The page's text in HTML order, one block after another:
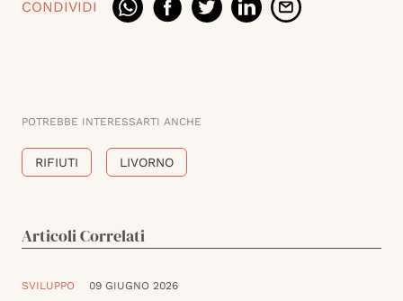
CONDIVIDI
POTREBBE INTERESSARTI ANCHE
RIFIUTI LIVORNO
Articoli Correlati
SVILUPPO 09 GIUGNO 2026